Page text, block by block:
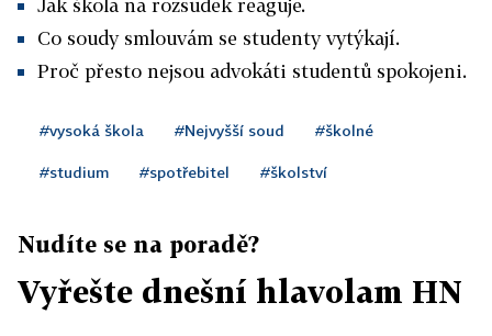
Jak škola na rozsudek reaguje.
Co soudy smlouvám se studenty vytýkají.
Proč přesto nejsou advokáti studentů spokojeni.
#vysoká škola #Nejvyšší soud #školné
#studium #spotřebitel #školství
Nudíte se na poradě?
Vyřešte dnešní hlavolam HN